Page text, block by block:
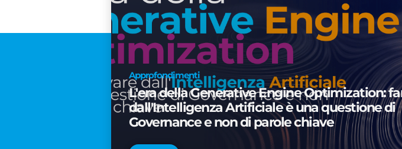
Approfondimenti
L'era della Generative Engine Optimization:
dall'Intelligenza Artificiale è una questione di
Governance e non di parole chiave